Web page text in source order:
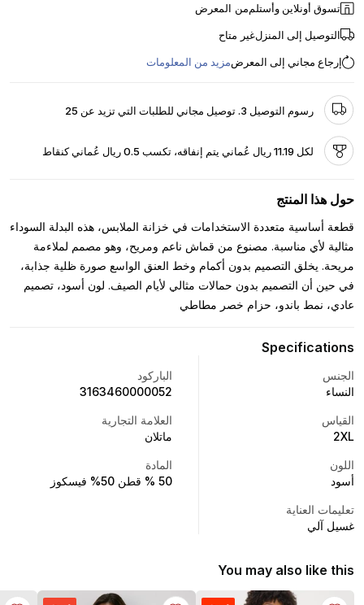
تسوق أونلاين وأستلممن المعرض
التوصيل إلى المنزلغير متاح
إرجاع مجاني إلى المعرضمزيد من المعلومات
رسوم التوصيل 3. توصيل مجاني للطلبات التي تزيد عن 25
لكل 11.19 ريال عُماني يتم إنفاقه، تكسب 0.5 ريال عُماني كنقاط
حول هذا المنتج
قطعة أساسية متعددة الاستخدامات في خزانة الملابس، هذه البدلة السوداء
مثالية لأي مناسبة. مصنوع من قماش ناعم ومريح، وهو مصمم لملاءمة
مريحة. يخلق التصميم بدون أكمام وخط العنق الواسع صورة ظلية جذابة،
في حين أن التصميم بدون حمالات مثالي لأيام الصيف. لون أسود، تصميم
عادي، نمط باندو، حزام خصر مطاطي
Specifications
الجنس
النساء
الباركود
3163460000052
القياس
2XL
العلامة التجارية
ماتلان
اللون
أسود
المادة
50 % قطن 50% فيسكوز
تعليمات العناية
غسيل آلي
You may also like this